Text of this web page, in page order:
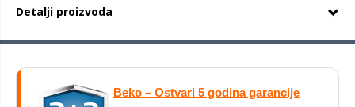
Detalji proizvoda
Beko – Ostvari 5 godina garancije